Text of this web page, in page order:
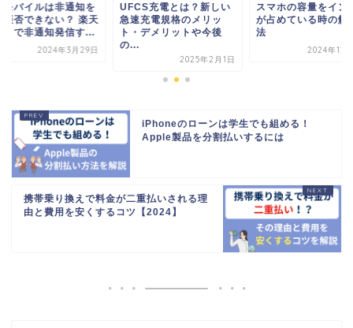
充電とは？新しい
充電規格のメリッ
デメリットや今後
スマホの容量をインスタ
が占めている時の解決方
法
楽天モバイルは非通
着信拒否できない？
リンクで非通知発信
2024年3
iPhoneのローンは学生でも組める！
Apple製品を分割払いするには
携帯乗り換えで料金が二重払いされる理
由と費用を安くするコツ【2024】